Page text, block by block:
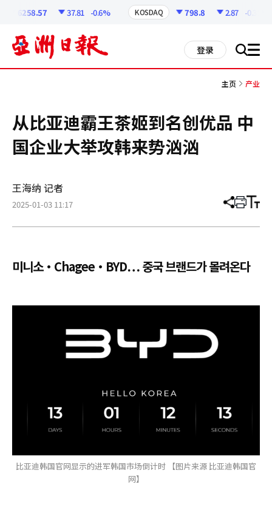
6258.57 37.81 -0.6% KOSDAQ 798.8 2.87 -0.36%
登录 搜 all
主页 产业
从比亚迪霸王茶姬到名创优品 中
国企业大举攻韩来势汹汹
王海纳 记者
2025-01-03 11:17 分
章
打 调
小
미니소·Chagee·BYD… 중국 브랜드가 몰려온다
比亚迪韩国官网显示的进军韩国市场倒计时 【图片来源 比亚迪韩国官
网】